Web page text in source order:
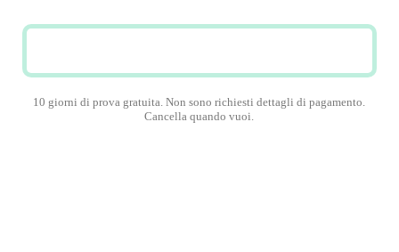
10 giorni di prova gratuita. Non sono richiesti dettagli di pagamento.
Cancella quando vuoi.